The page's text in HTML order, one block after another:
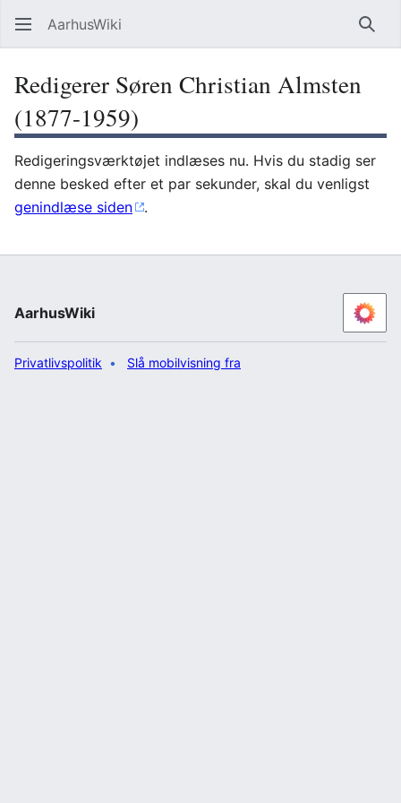
AarhusWiki Søg
Redigerer Søren Christian Almsten
(1877-1959)
Redigeringsværktøjet indlæses nu. Hvis du stadig ser
denne besked efter et par sekunder, skal du venligst
genindlæse siden
.
AarhusWiki
Privatlivspolitik Slå mobilvisning fra